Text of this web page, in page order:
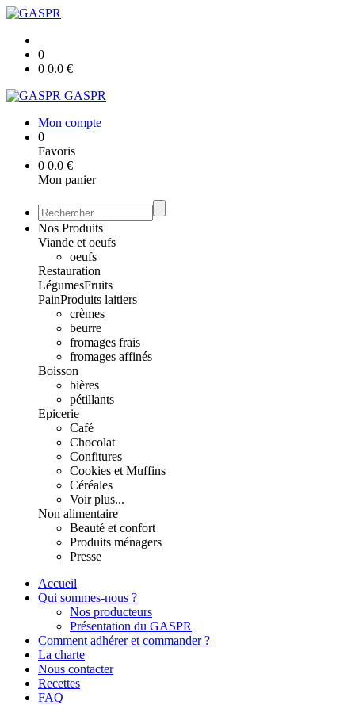
0
0 0.0 €
GASPR
Mon compte
0
Favoris
0 0.0 €
Mon panier
Nos Produits
Viande et oeufs
oeufs
Restauration
LégumesFruits
PainProduits laitiers
crèmes
beurre
fromages frais
fromages affinés
Boisson
bières
pétillants
Epicerie
Café
Chocolat
Confitures
Cookies et Muffins
Céréales
Voir plus...
Non alimentaire
Beauté et confort
Produits ménagers
Presse
Accueil
Qui sommes-nous ?
Nos producteurs
Présentation du GASPR
Comment adhérer et commander ?
La charte
Nous contacter
Recettes
FAQ